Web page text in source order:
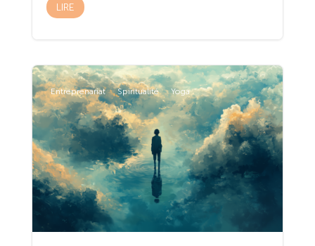
LIRE
Entreprenariat Spiritualité Yoga